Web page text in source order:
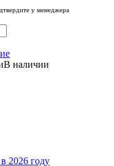
у менеджера
В наличии